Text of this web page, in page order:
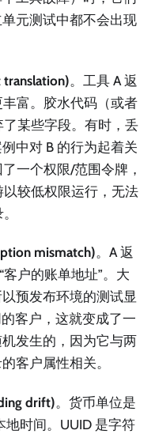
元测试中都不会出现
。工具 A 返
富。胶水代码（或者
某些字段。有时，丢
中对 B 的行为起着关
一个权限/范围令牌，
以较低权限运行，无法
mismatch)。A 返
客户的账单地址”。大
预发布环境的测试显
客户，这就变成了一
发生的，因为它与两
客户属性相关。
drift)。货币单位是
地时间。UUID 是字符